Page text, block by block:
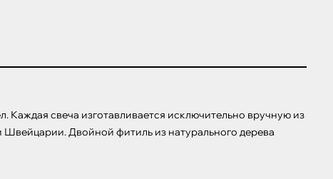
свеча изготавливается исключительно вручную из
Двойной фитиль из натурального дерева